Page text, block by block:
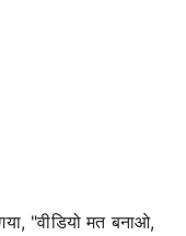
"वीडियो मत बनाओ,